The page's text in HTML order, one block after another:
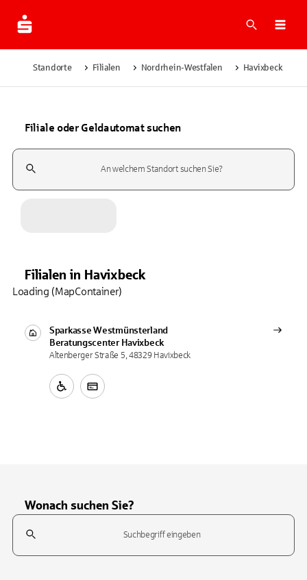
Suche
Standorte Filialen Nordrhein-Westfalen Havixbeck
Filiale oder Geldautomat suchen
Suchfeld
Filialen in Havixbeck
Sparkasse Westmünsterland
Beratungscenter Havixbeck
Altenberger Straße 5, 48329 Havixbeck
Loading (MapContainer)
Wonach suchen Sie?
Suchfeld